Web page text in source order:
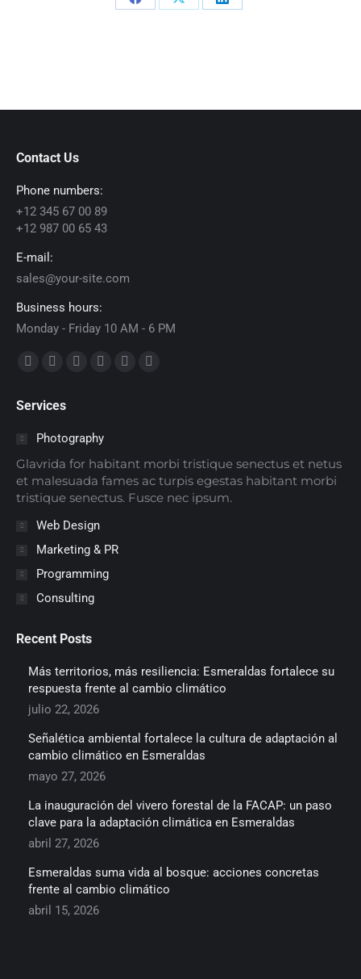
Share
Share
Share
Contact Us
Phone numbers:
+12 345 67 00 89
+12 987 00 65 43
E-mail:
sales@your-site.com
Business hours:
Monday - Friday 10 AM - 6 PM
Encuéntranos en:
opens
window
opens
in
window
in
window
in
windowwindowwindow
Services
Photography
Glavrida for habitant morbi tristique senectus et netus
et malesuada fames ac turpis egestas habitant morbi
tristique senectus. Fusce nec ipsum.
Web Design
Marketing & PR
Programming
Consulting
Recent Posts
Más territorios, más resiliencia: Esmeraldas fortalece su
respuesta frente al cambio climático
julio 22, 2026
Señalética ambiental fortalece la cultura de adaptación al
cambio climático en Esmeraldas
mayo 27, 2026
La inauguración del vivero forestal de la FACAP: un paso
clave para la adaptación climática en Esmeraldas
abril 27, 2026
Esmeraldas suma vida al bosque: acciones concretas
frente al cambio climático
abril 15, 2026